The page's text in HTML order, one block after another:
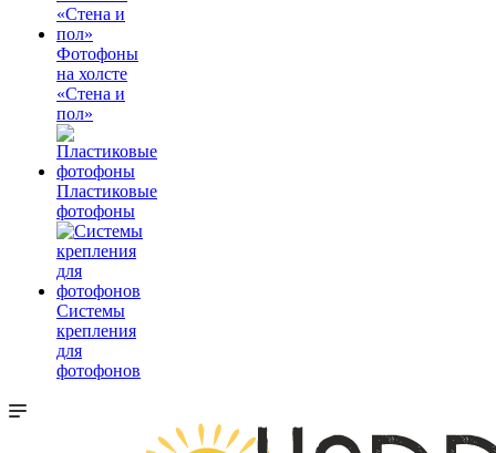
Фотофоны
на холсте
«Стена и
пол»
Пластиковые
фотофоны
Системы
крепления
для
фотофонов